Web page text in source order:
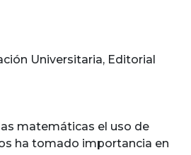
Universitaria, Editorial
matemáticas el uso de
ha tomado importancia en